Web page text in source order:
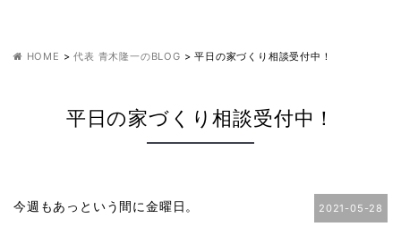
HOME >代表 青木隆一のBLOG >平日の家づくり相談受付中！
平日の家づくり相談受付中！
2021-05-28
今週もあっという間に金曜日。